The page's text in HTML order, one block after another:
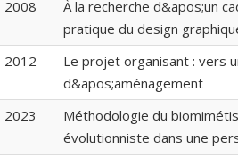
2008
À la recherche d&apos;un
pratique du design
2012
Le projet organisant : vers
d&apos;aménagement
2023
Méthodologie du
évolutionniste dans une